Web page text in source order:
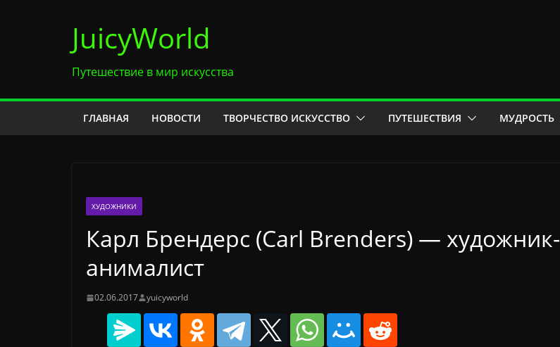
содержимомуJuicyWorld
Путешествие в мир искусства
ГЛАВНАЯ НОВОСТИ ТВОРЧЕСТВО ИСКУССТВО ПУТЕШЕСТВИЯ МУДРОСТЬ
ХУДОЖНИКИ
Карл Брендерс (Carl Brenders) — художник-
анималист
02.06.2017 yuicyworld